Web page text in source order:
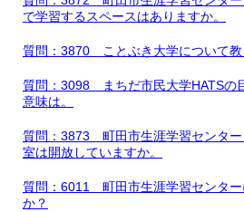
で学習するスペースはありますか。
質問：3870 ことぶき大学について教
質問：3098 まちだ市民大学HATSの
意味は。
質問：3873 町田市生涯学習センター
室は開放していますか。
質問：6011 町田市生涯学習センター
か？